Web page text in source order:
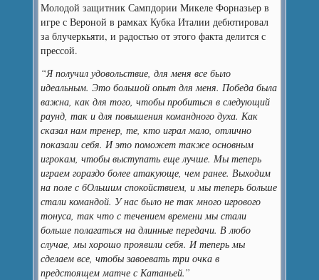
Молодой защитник Сампдории Микеле Форназьер в
игре с Вероной в рамках Кубка Италии дебютировал
за блучеркьяти, и радостью от этого факта делится с
прессой.
“Я получил удовольствие, для меня все было
идеальным. Это большой опыт для меня. Победа была
важна, как для того, чтобы пробиться в следующий
раунд, так и для повышения командного духа. Как
сказал нам тренер, те, кто играл мало, отлично
показали себя. И это поможет также основным
игрокам, чтобы выступать еще лучше. Мы теперь
играем гораздо более атакующе, чем ранее. Выходим
на поле с бОльшим спокойствием, и мы теперь больше
стали командой. У нас было не так много игрового
тонуса, так что с течением времени мы стали
больше полагаться на длинные передачи. В любо
случае, мы хорошо проявили себя. И теперь мы
сделаем все, чтобы завоевать три очка в
предстоящем матче с Катаньей.”